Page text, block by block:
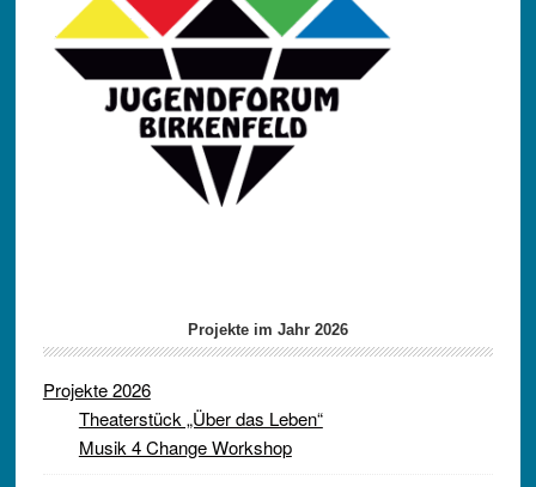
Projekte im Jahr 2026
Projekte 2026
Theaterstück „Über das Leben“
Musik 4 Change Workshop